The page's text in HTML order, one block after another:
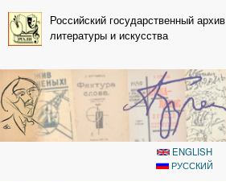
Skip to main content
Российский государственный архив
литературы и искусства
ENGLISH
РУССКИЙ